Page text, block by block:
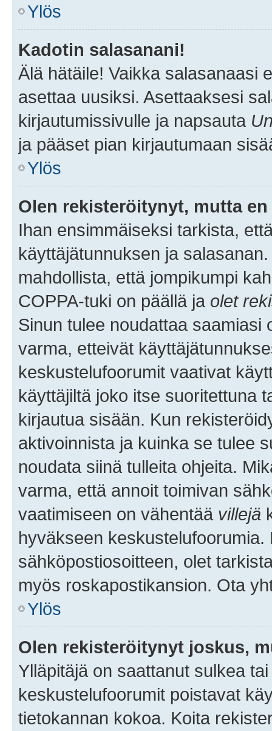
Ylös
Kadotin salasanani!
Älä hätäile! Vaikka salasanaasi
asettaa uusiksi. Asettaaksesi
kirjautumissivulle ja napsauta
ja pääset pian kirjautumaan
Ylös
Olen rekisteröitynyt, mutta
Ihan ensimmäiseksi tarkista,
käyttäjätunnuksen ja
mahdollista, että jompikumpi
COPPA-tuki on päällä ja olet
Sinun tulee noudattaa saamiasi
varma, etteivät
keskustelufoorumit vaativat
käyttäjiltä joko itse suoritettuna
kirjautua sisään. Kun
aktivoinnista ja kuinka se tulee
noudata siinä tulleita ohjeita.
varma, että annoit toimivan
vaatimiseen on vähentää villejä
hyväkseen
sähköpostiosoitteen, olet
myös roskapostikansion. Ota
Ylös
Olen rekisteröitynyt joskus,
Ylläpitäjä on saattanut sulkea
keskustelufoorumit poistavat
tietokannan kokoa. Koita